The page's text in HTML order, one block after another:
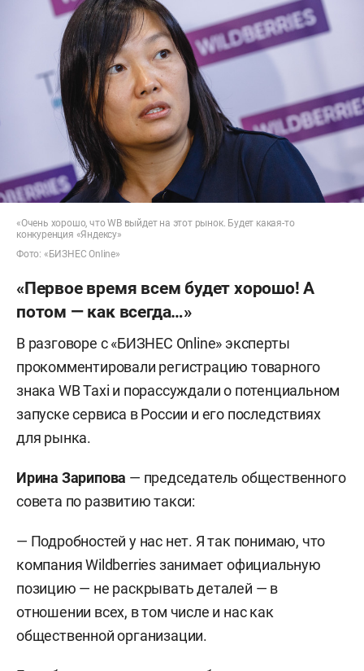
«Очень хорошо, что WB выйдет на этот рынок. Будет какая-то
конкуренция «Яндексу»
Фото: «БИЗНЕС Online»
«Первое время всем будет хорошо! А
потом — как всегда…»
В разговоре с «БИЗНЕС Online» эксперты
прокомментировали регистрацию товарного
знака WB Taxi и порассуждали о потенциальном
запуске сервиса в России и его последствиях
для рынка.
Ирина Зарипова — председатель общественного
совета по развитию такси:
— Подробностей у нас нет. Я так понимаю, что
компания Wildberries занимает официальную
позицию — не раскрывать деталей — в
отношении всех, в том числе и нас как
общественной организации.